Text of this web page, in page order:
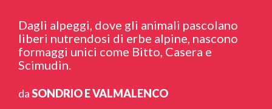
Dagli alpeggi, dove gli animali pascolano
liberi nutrendosi di erbe alpine, nascono
formaggi unici come Bitto, Casera e
Scimudin.
daSONDRIO E VALMALENCO